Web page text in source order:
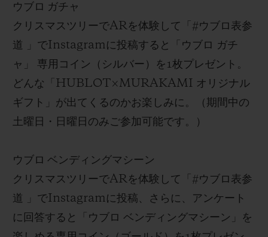
ウブロ ガチャ
クリスマスツリーでARを体験して「 #ウブロ表参
道 」でInstagramに投稿すると「 ウブロ ガチ
ャ
」 専用 コイン（シルバー）を 1枚プレゼント。
どんな「 HUBLOT×MURAKAMI オリジナル
ギフト
」が出てくるのかお楽しみに 。 （期 間中の
土曜日・日曜日のみご参加可能です。）
ウブロ ベンディングマシーン
クリスマスツリーでARを体験して「 #ウブロ表参
道
」でInstagramに投稿、さらに、 アンケート
に回答する と「 ウブロ ベンディングマシーン 」を